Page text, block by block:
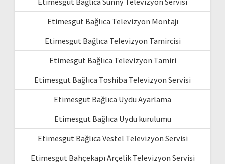
Etimesgut Bağlıca Televizyon Montajı
Etimesgut Bağlıca Televizyon Tamircisi
Etimesgut Bağlıca Televizyon Tamiri
Etimesgut Bağlıca Toshiba Televizyon Servisi
Etimesgut Bağlıca Uydu Ayarlama
Etimesgut Bağlıca Uydu kurulumu
Etimesgut Bağlıca Vestel Televizyon Servisi
Etimesgut Bahçekapı Arçelik Televizyon Servisi